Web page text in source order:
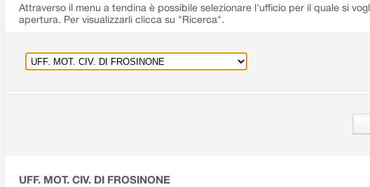
Attraverso il menu a tendina è possibile selezionare l'ufficio per il quale si
apertura. Per visualizzarli clicca su "Ricerca".
UFF. MOT. CIV. DI FROSINONE